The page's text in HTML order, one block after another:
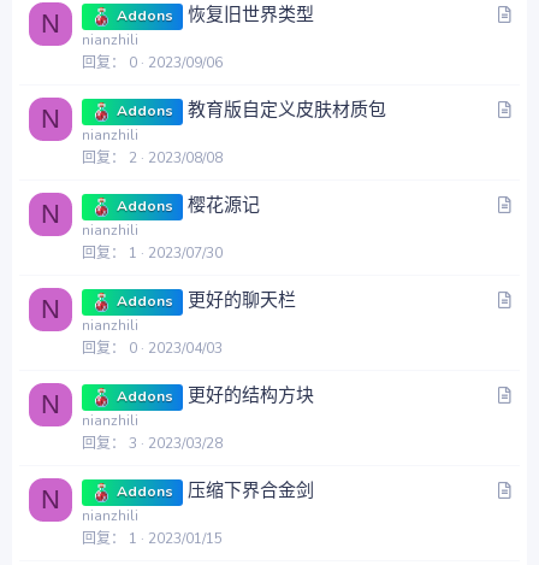
N
文
Addons 恢复旧世界类型
nianzhili
回复
0 2023/09/06
N
文
Addons 教育版自定义皮肤材质包
nianzhili
回复
2 2023/08/08
N
文
Addons 樱花源记
nianzhili
回复
1 2023/07/30
N
文
Addons 更好的聊天栏
nianzhili
回复
0 2023/04/03
N
文
Addons 更好的结构方块
nianzhili
回复
3 2023/03/28
N
文
Addons 压缩下界合金剑
nianzhili
回复
1 2023/01/15